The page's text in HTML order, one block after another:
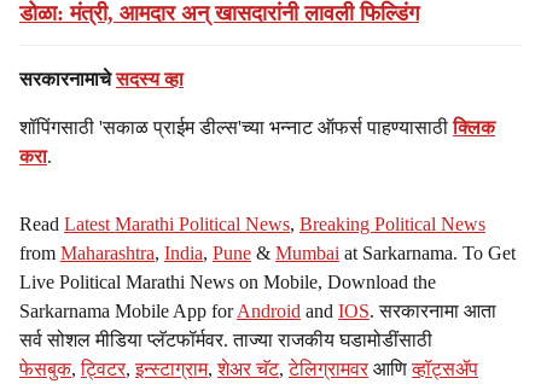
डोळा: मंत्री, आमदार अन् खासदारांनी लावली फिल्डिंग
सरकारनामाचेसदस्य व्हा
शॉपिंगसाठी 'सकाळ प्राईम डील्स'च्या भन्नाट ऑफर्स पाहण्यासाठीक्लिक
करा.
Read Latest Marathi Political News, Breaking Political News
from Maharashtra, India, Pune & Mumbai at Sarkarnama. To Get
Live Political Marathi News on Mobile, Download the
Sarkarnama Mobile App forAndroid and IOS. सरकारनामा आता
सर्व सोशल मीडिया प्लॅटफॉर्मवर. ताज्या राजकीय घडामोडींसाठी
फेसबुक,ट्विटर,इन्स्टाग्राम,शेअर चॅट,टेलिग्रामवर आणिव्हॉट्सॲप